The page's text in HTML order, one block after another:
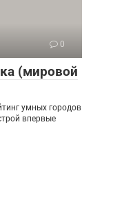
0
(мировой
умных городов
впервые